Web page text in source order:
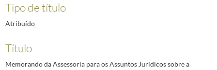
Tipo de título
Atribuído
Título
Memorando da Assessoria para os Assuntos Jurídicos sobre a